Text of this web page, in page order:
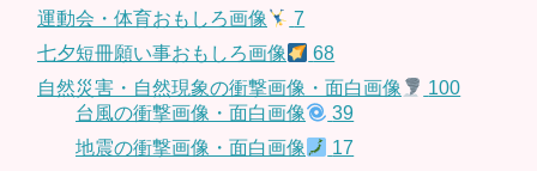
運動会・体育おもしろ画像
7
七夕短冊願い事おもしろ画像
68
自然災害・自然現象の衝撃画像・面白画像
100
台風の衝撃画像・面白画像
39
地震の衝撃画像・面白画像
17